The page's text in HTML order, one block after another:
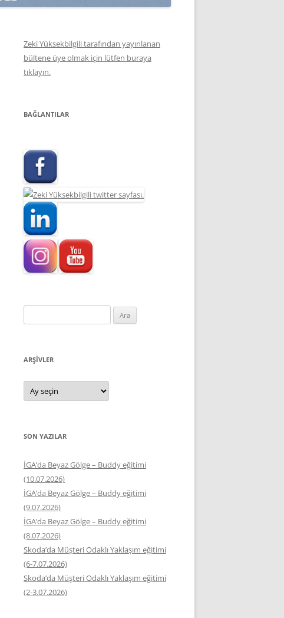
Zeki Yüksekbilgili tarafından yayınlanan
bültene üye olmak için lütfen buraya
tıklayın.
BAĞLANTILAR
ARŞIVLER
Arşivler
SON YAZILAR
İGA’da Beyaz Gölge – Buddy eğitimi
(10.07.2026)
İGA’da Beyaz Gölge – Buddy eğitimi
(9.07.2026)
İGA’da Beyaz Gölge – Buddy eğitimi
(8.07.2026)
Skoda’da Müşteri Odaklı Yaklaşım eğitimi
(6-7.07.2026)
Skoda’da Müşteri Odaklı Yaklaşım eğitimi
(2-3.07.2026)